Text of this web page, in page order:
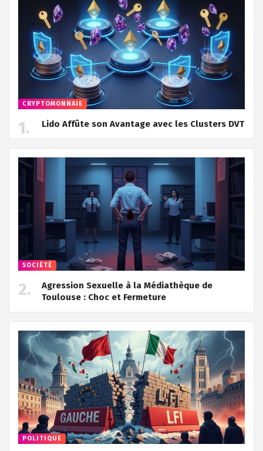
CRYPTOMONNAIE
Lido Affûte son Avantage avec les Clusters DVT
SOCIÉTÉ
Agression Sexuelle à la Médiathèque de
Toulouse : Choc et Fermeture
POLITIQUE